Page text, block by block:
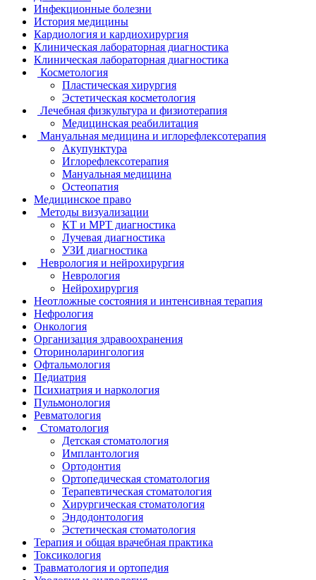
Инфекционные болезни
История медицины
Кардиология и кардиохирургия
Клиническая лабораторная диагностика
Клиническая лабораторная диагностика
Косметология
Пластическая хирургия
Эстетическая косметология
Лечебная физкультура и физиотерапия
Медицинская реабилитация
Мануальная медицина и иглорефлексотерапия
Акупунктура
Иглорефлексотерапия
Мануальная медицина
Остеопатия
Медицинское право
Методы визуализации
КТ и МРТ диагностика
Лучевая диагностика
УЗИ диагностика
Неврология и нейрохирургия
Неврология
Нейрохирургия
Неотложные состояния и интенсивная терапия
Нефрология
Онкология
Организация здравоохранения
Оториноларингология
Офтальмология
Педиатрия
Психиатрия и наркология
Пульмонология
Ревматология
Стоматология
Детская стоматология
Имплантология
Ортодонтия
Ортопедическая стоматология
Терапевтическая стоматология
Хирургическая стоматология
Эндодонтология
Эстетическая стоматология
Терапия и общая врачебная практика
Токсикология
Травматология и ортопедия